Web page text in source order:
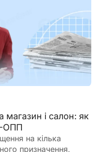
магазин і салон: як
ОПП
на кілька
призначення,